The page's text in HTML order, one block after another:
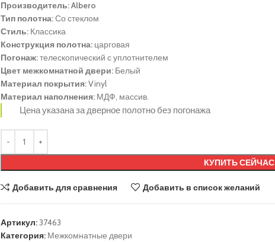
Производитель: Albero
Тип полотна:Со стеклом
Стиль: Классика
Конструкция полотна: царговая
Погонаж:телескопический с уплотнителем
Цвет межкомнатной двери: Белый
Материал покрытия:Vinyl
Материал наполнения: МДФ, массив.
Цена указана за дверное полотно без погонажа
КУПИТЬ СЕЙЧАС
Добавить для сравнения Добавить в список желаний
Артикул:37463
Категория: Межкомнатные двери